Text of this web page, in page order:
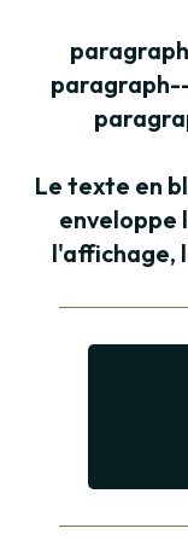
Le texte en
enveloppe
l'affichage,